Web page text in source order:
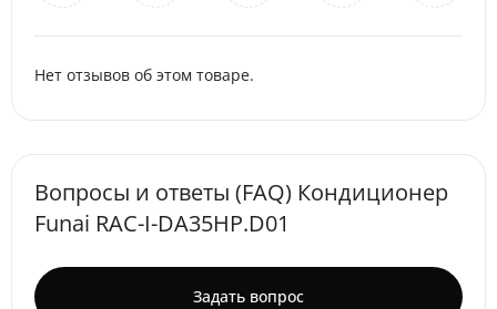
Нет отзывов об этом товаре.
Вопросы и ответы (FAQ) Кондиционер
Funai RAC-I-DA35HP.D01
Задать вопрос